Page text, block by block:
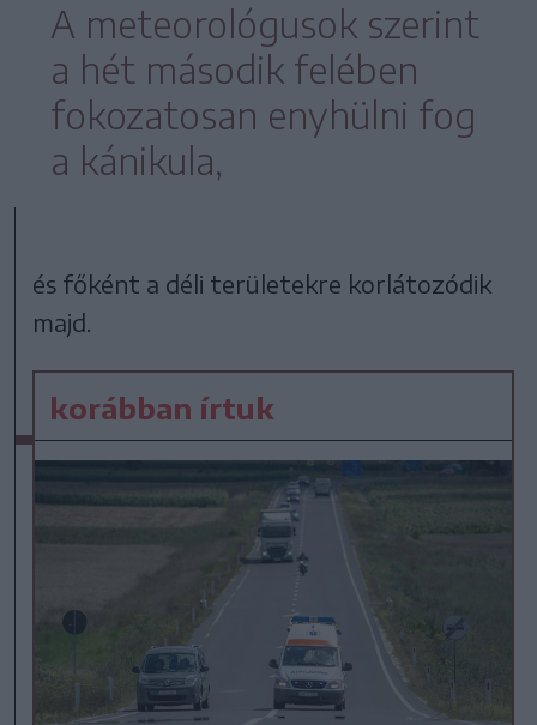
A meteorológusok szerint
a hét második felében
fokozatosan enyhülni fog
a kánikula,
és főként a déli területekre korlátozódik
majd.
korábban írtuk